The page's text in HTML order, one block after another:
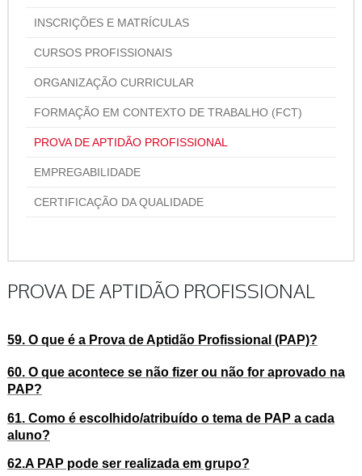
INSCRIÇÕES E MATRÍCULAS
CURSOS PROFISSIONAIS
ORGANIZAÇÃO CURRICULAR
FORMAÇÃO EM CONTEXTO DE TRABALHO (FCT)
PROVA DE APTIDÃO PROFISSIONAL
EMPREGABILIDADE
CERTIFICAÇÃO DA QUALIDADE
PROVA DE APTIDÃO PROFISSIONAL
59. O que é a Prova de Aptidão Profissional (PAP)?
60. O que acontece se não fizer ou não for aprovado na
PAP?
61. Como é escolhido/atribuído o tema de PAP a cada
aluno?
62.A PAP pode ser realizada em grupo?